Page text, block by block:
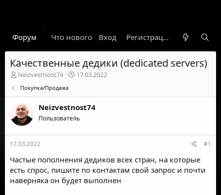
Форум Что нового Гарант Новости
Вход Регистрация
Качественные дедики (dedicated servers)
А
р
т
е
м
ы
Neizvestnost74
Д
н
а
а
17.03.2022
Покупка/Продажа
Neizvestnost74
Пользователь
17.03.2022 #1
Частые пополнения дедиков всех стран, на которые
есть спрос, пишите по контактам свой запрос и почти
наверняка он будет выполнен